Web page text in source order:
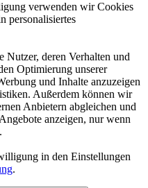
verwenden wir Cookies
personalisiertes
Nutzer, deren Verhalten und
Optimierung unserer
und Inhalte anzuzeigen
Außerdem können wir
Anbietern abgleichen und
anzeigen, nur wenn
in den Einstellungen
.